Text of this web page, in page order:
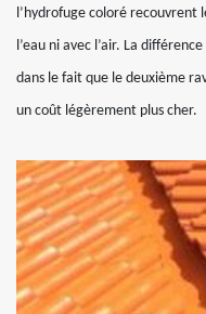
l’hydrofuge coloré recouvrent
l’eau ni avec l’air. La
dans le fait que le deuxième
un coût légèrement plus cher.